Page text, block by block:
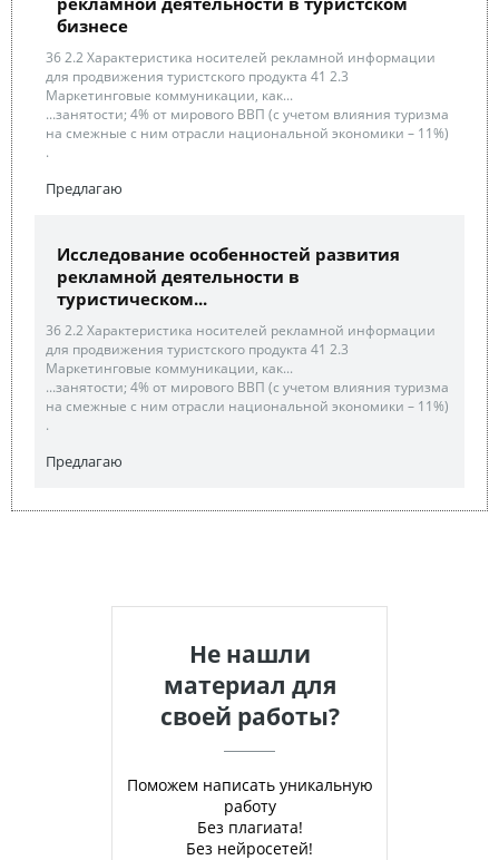
бизнесе
36 2.2 Характеристика носителей рекламной информации
для продвижения туристского продукта 41 2.3
Маркетинговые коммуникации, как...
...занятости; 4% от мирового ВВП (с учетом влияния туризма
на смежные с ним отрасли национальной экономики – 11%)
.
Предлагаю
Исследование особенностей развития
рекламной деятельности в
туристическом...
36 2.2 Характеристика носителей рекламной информации
для продвижения туристского продукта 41 2.3
Маркетинговые коммуникации, как...
...занятости; 4% от мирового ВВП (с учетом влияния туризма
на смежные с ним отрасли национальной экономики – 11%)
.
Предлагаю
Не нашли
материал для
своей работы?
Поможем написать уникальную
работу
Без плагиата!
Без нейросетей!